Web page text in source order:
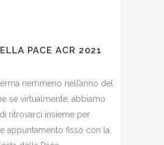
PACE ACR 2021
ferma nemmeno nell’anno del
se virtualmente, abbiamo
ritrovarci insieme per
appuntamento fisso con la